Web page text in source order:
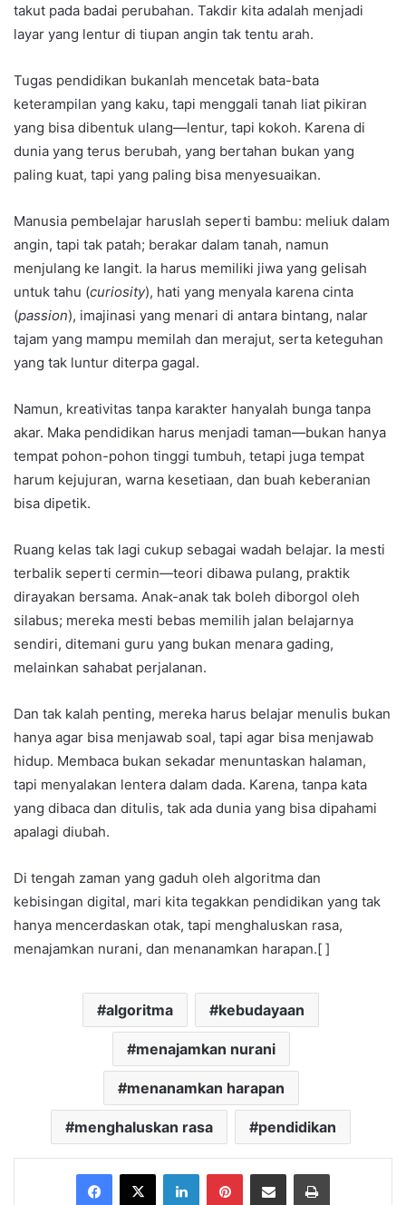
takut pada badai perubahan. Takdir kita adalah menjadi
layar yang lentur di tiupan angin tak tentu arah.
Tugas pendidikan bukanlah mencetak bata-bata
keterampilan yang kaku, tapi menggali tanah liat pikiran
yang bisa dibentuk ulang—lentur, tapi kokoh. Karena di
dunia yang terus berubah, yang bertahan bukan yang
paling kuat, tapi yang paling bisa menyesuaikan.
Manusia pembelajar haruslah seperti bambu: meliuk dalam
angin, tapi tak patah; berakar dalam tanah, namun
menjulang ke langit. Ia harus memiliki jiwa yang gelisah
untuk tahu (curiosity), hati yang menyala karena cinta
(passion), imajinasi yang menari di antara bintang, nalar
tajam yang mampu memilah dan merajut, serta keteguhan
yang tak luntur diterpa gagal.
Namun, kreativitas tanpa karakter hanyalah bunga tanpa
akar. Maka pendidikan harus menjadi taman—bukan hanya
tempat pohon-pohon tinggi tumbuh, tetapi juga tempat
harum kejujuran, warna kesetiaan, dan buah keberanian
bisa dipetik.
Ruang kelas tak lagi cukup sebagai wadah belajar. Ia mesti
terbalik seperti cermin—teori dibawa pulang, praktik
dirayakan bersama. Anak-anak tak boleh diborgol oleh
silabus; mereka mesti bebas memilih jalan belajarnya
sendiri, ditemani guru yang bukan menara gading,
melainkan sahabat perjalanan.
Dan tak kalah penting, mereka harus belajar menulis bukan
hanya agar bisa menjawab soal, tapi agar bisa menjawab
hidup. Membaca bukan sekadar menuntaskan halaman,
tapi menyalakan lentera dalam dada. Karena, tanpa kata
yang dibaca dan ditulis, tak ada dunia yang bisa dipahami
apalagi diubah.
Di tengah zaman yang gaduh oleh algoritma dan
kebisingan digital, mari kita tegakkan pendidikan yang tak
hanya mencerdaskan otak, tapi menghaluskan rasa,
menajamkan nurani, dan menanamkan harapan.[ ]
algoritma kebudayaan
menajamkan nurani
menanamkan harapan
menghaluskan rasa pendidikan
Facebook
X LinkedInPinterestShare via Email Print